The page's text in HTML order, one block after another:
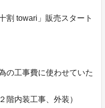
割 towari」販売スタート
の工事費に使わせていた
階内装工事、外装）